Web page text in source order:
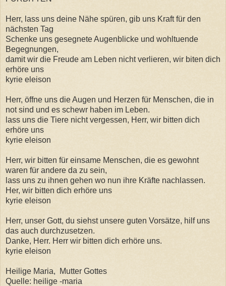
Herr, lass uns deine Nähe spüren, gib uns Kraft für den
nächsten Tag
Schenke uns gesegnete Augenblicke und wohltuende
Begegnungen,
damit wir die Freude am Leben nicht verlieren, wir biten dich
erhöre uns
kyrie eleison
Herr, öffne uns die Augen und Herzen für Menschen, die in
not sind und es schewr haben im Leben.
lass uns die Tiere nicht vergessen, Herr, wir bitten dich
erhöre uns
kyrie eleison
Herr, wir bitten für einsame Menschen, die es gewohnt
waren für andere da zu sein,
lass uns zu ihnen gehen wo nun ihre Kräfte nachlassen.
Her, wir bitten dich erhöre uns
kyrie eleison
Herr, unser Gott, du siehst unsere guten Vorsätze, hilf uns
das auch durchzusetzen.
Danke, Herr. Herr wir bitten dich erhöre uns.
kyrie eleison
Heilige Maria, Mutter Gottes
Quelle: heilige -maria